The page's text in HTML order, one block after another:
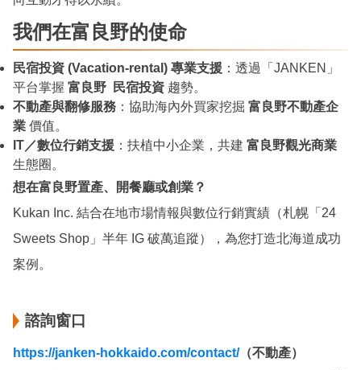
我們在富良野的使命
民宿投資 (Vacation-rental) 專業支援 ：透過「JANKEN」
平台掌握富良野 民宿投資 趨勢。
不動產與翻修服務 ：協助海內外買家挖掘富良野不動產企
業 價值。
IT／數位行銷支援 ：扶植中小企業，共建富良野觀光商業
生態圈。
想在富良野置產、開餐廳或創業？
Kukan Inc. 結合在地市場情報與數位行銷實績（札幌「24
Sweets Shop」半年 IG 破萬追蹤），為您打造北海道成功
案例。
諮詢窗口
https://janken-hokkaido.com/contact/（不動產）